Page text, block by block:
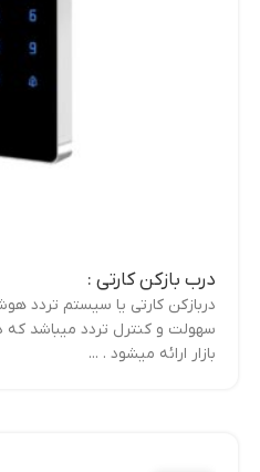
درب بازکن کارتی :
دربازکن کارتی یا سیستم تردد
سهولت و کنترل تردد میباشد که
بازار ارائه میشود . ...